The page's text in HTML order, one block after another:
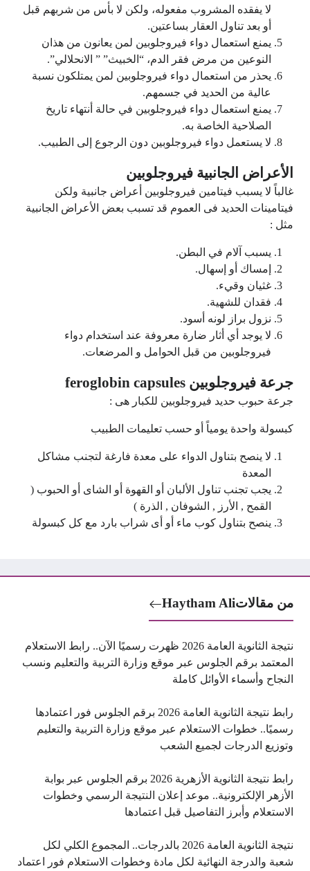
لا يفقده المشروب مفعوله، ولكن لا بأس من شربهم قبل
أو بعد تناول العقار بساعتين.
يمنع استعمال دواء فيروجلوبين لمن يعانون من هذان
النوعين من مرض فقر الدم، “الخبيث” ” الانحلالي”.
يحذر من استعمال دواء فيروجلوبين لمن يمتلكون نسبة
عالية من الحديد في جسمهم.
يمنع استعمال دواء فيروجلوبين في حالة أنتهاء تاريخ
الصلاحية الخاصة به.
لا يستعمل دواء فيروجلوبين دون الرجوع إلى الطبيب.
الأعراض الجانبية فيروجلوبين
غالباً لا يسبب فيتامين فيروجلوبين أعراض جانبية ولكن
فيتامينات الحديد فى العموم قد تسبب بعض الأعراض الجانبية
مثل :
يسبب آلام في البطن.
إمساك أو إسهال.
غثيان وقيء.
فقدان للشهية.
نزول براز لونه أسود.
لا يوجد أي أثار ضارة معروفة عند استخدام دواء
فيروجلوبين من قبل الحوامل و المرضعات.
جرعة فيروجلوبين feroglobin capsules
جرعة حبوب حديد فيروجلوبين للكبار هى :
كبسولة واحدة يومياً أو حسب تعليمات الطبيب
لا ينصح بتناول الدواء على معدة فارغة لتجنب مشاكل
المعدة
يجب تجنب تناول الألبان أو القهوة أو الشاى أو الحبوب (
القمح , الأرز , الشوفان , الذرة )
ينصح بتناول كوب ماء أو أى شراب بارد مع كل كبسولة
من مقالاتHaytham Ali
نتيجة الثانوية العامة 2026 ظهرت رسميًا الآن.. رابط الاستعلام
المعتمد برقم الجلوس عبر موقع وزارة التربية والتعليم ونسب
النجاح وأسماء الأوائل كاملة
رابط نتيجة الثانوية العامة 2026 برقم الجلوس فور اعتمادها
رسميًا.. خطوات الاستعلام عبر موقع وزارة التربية والتعليم
وتوزيع الدرجات لجميع الشعب
رابط نتيجة الثانوية الأزهرية 2026 برقم الجلوس عبر بوابة
الأزهر الإلكترونية.. موعد إعلان النتيجة الرسمي وخطوات
الاستعلام وأبرز التفاصيل قبل اعتمادها
نتيجة الثانوية العامة 2026 بالدرجات.. المجموع الكلي لكل
شعبة والدرجة النهائية لكل مادة وخطوات الاستعلام فور اعتماد